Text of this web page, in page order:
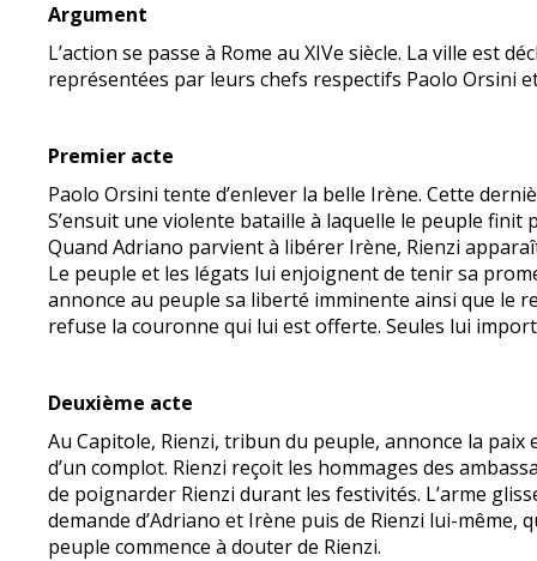
Argument
L’action se passe à Rome au XIVe siècle. La ville est
représentées par leurs chefs respectifs Paolo Orsini
Premier acte
Paolo Orsini tente d’enlever la belle Irène. Cette
S’ensuit une violente bataille à laquelle le peuple finit
Quand Adriano parvient à libérer Irène, Rienzi
Le peuple et les légats lui enjoignent de tenir sa
annonce au peuple sa liberté imminente ainsi que le
refuse la couronne qui lui est offerte. Seules lui
Deuxième acte
Au Capitole, Rienzi, tribun du peuple, annonce la
d’un complot. Rienzi reçoit les hommages des
de poignarder Rienzi durant les festivités. L’arme
demande d’Adriano et Irène puis de Rienzi lui-
peuple commence à douter de Rienzi.